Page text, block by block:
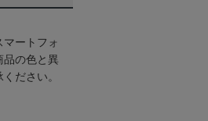
ートフォ
品の色と異
ださい。